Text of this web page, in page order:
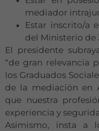
mediador
Estar inscrito/a
del Ministerio de
El presidente
“de gran relevancia
los Graduados
de la mediación en
que nuestra
experiencia y
Asimismo, insta a